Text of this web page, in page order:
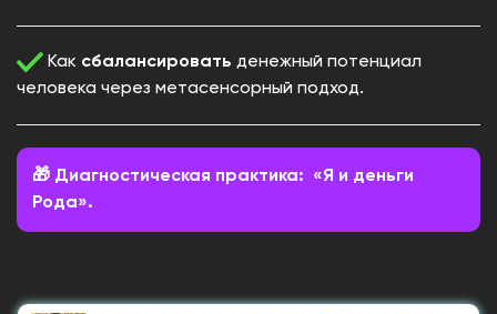
Как сбалансировать денежный потенциал
человека через метасенсорный подход.
🎁 Диагностическая практика: «Я и деньги
Рода».